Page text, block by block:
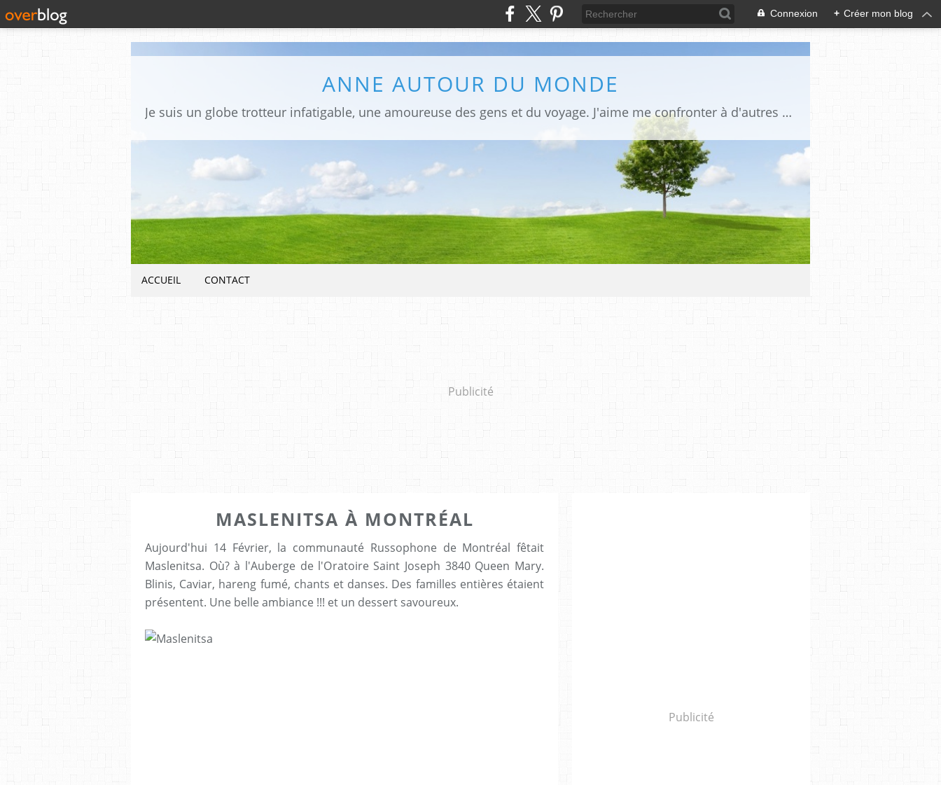
Connexion + Créer mon blog
ANNE AUTOUR DU MONDE
Je suis un globe trotteur infatigable, une amoureuse des gens et du voyage. J'aime me confronter à d'autres cultures, je suis curieuse de tout. Je traque la beauté partout où elle se trouve: dans le regard d'un enfant, dans un beau paysage, sur le sommet d'une montagne,dans l'harmonie d'un décor intérieur, la splendeur d'un édifice, d'un lac, d'une mer d'huile, dans le silence d'un désert lorsque la lumière transforme le réel, afin qu'apparaisse cette impalpable émotion.
ACCUEIL CONTACT
Publicité
MASLENITSA À MONTRÉAL
Aujourd'hui 14 Février, la communauté Russophone de Montréal fêtait
Maslenitsa. Où? à l'Auberge de l'Oratoire Saint Joseph 3840 Queen Mary.
Blinis, Caviar, hareng fumé, chants et danses. Des familles entières étaient
présentent. Une belle ambiance !!! et un dessert savoureux.
Publicité